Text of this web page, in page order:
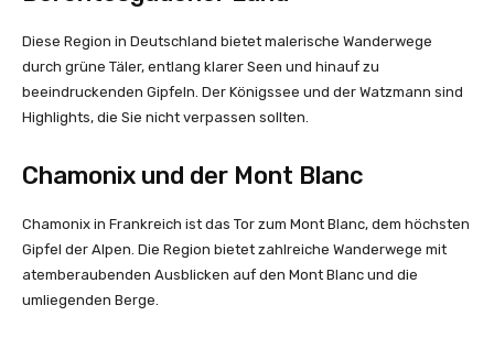
Diese Region in Deutschland bietet malerische Wanderwege
durch grüne Täler, entlang klarer Seen und hinauf zu
beeindruckenden Gipfeln. Der Königssee und der Watzmann sind
Highlights, die Sie nicht verpassen sollten.
Chamonix und der Mont Blanc
Chamonix in Frankreich ist das Tor zum Mont Blanc, dem höchsten
Gipfel der Alpen. Die Region bietet zahlreiche Wanderwege mit
atemberaubenden Ausblicken auf den Mont Blanc und die
umliegenden Berge.